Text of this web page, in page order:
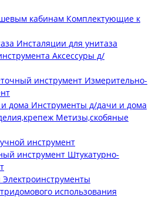
Комплектующие к
Инсталяции для унитаза
Аксессуры д/
Измерительно-
Инструменты д/дачи и дома
Метизы,скобяные
инструмент
Штукатурно-
Электроинструменты